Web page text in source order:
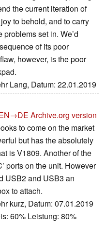
the current iteration of
to behold, and to carry
set in. We’d
of its poor
however, is the poor
Lang, Datum: 22.01.2019
Archive.org version
to come on the market
but has the absolutely
is V1809. Another of the
ports on the unit. However
USB2 and USB3 an
to attach.
kurz, Datum: 07.01.2019
60% Leistung: 80%